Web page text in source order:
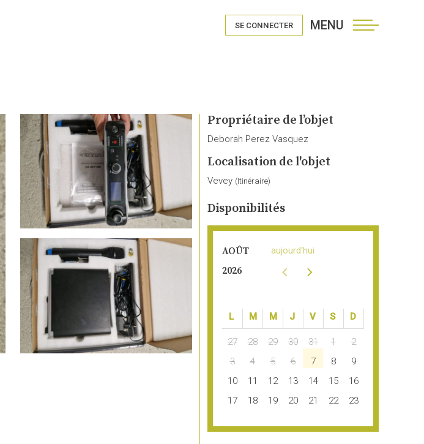
SE CONNECTER MENU
Propriétaire de l’objet
Deborah Perez Vasquez
Localisation de l'objet
Vevey (Itinéraire)
Disponibilités
AOÛT
2026
aujourd'hui
27 28 29 30 31 1
2
3
4 5 6 7 8
9
10
11 12 13 14 15
16
17
18 19 20 21 22
23